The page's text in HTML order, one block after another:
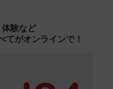
験など
てがオンラインで！